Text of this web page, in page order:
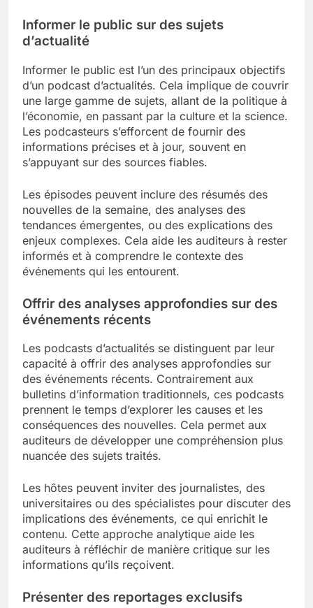
Informer le public sur des sujets
d’actualité
Informer le public est l’un des principaux objectifs
d’un podcast d’actualités. Cela implique de couvrir
une large gamme de sujets, allant de la politique à
l’économie, en passant par la culture et la science.
Les podcasteurs s’efforcent de fournir des
informations précises et à jour, souvent en
s’appuyant sur des sources fiables.
Les épisodes peuvent inclure des résumés des
nouvelles de la semaine, des analyses des
tendances émergentes, ou des explications des
enjeux complexes. Cela aide les auditeurs à rester
informés et à comprendre le contexte des
événements qui les entourent.
Offrir des analyses approfondies sur des
événements récents
Les podcasts d’actualités se distinguent par leur
capacité à offrir des analyses approfondies sur
des événements récents. Contrairement aux
bulletins d’information traditionnels, ces podcasts
prennent le temps d’explorer les causes et les
conséquences des nouvelles. Cela permet aux
auditeurs de développer une compréhension plus
nuancée des sujets traités.
Les hôtes peuvent inviter des journalistes, des
universitaires ou des spécialistes pour discuter des
implications des événements, ce qui enrichit le
contenu. Cette approche analytique aide les
auditeurs à réfléchir de manière critique sur les
informations qu’ils reçoivent.
Présenter des reportages exclusifs